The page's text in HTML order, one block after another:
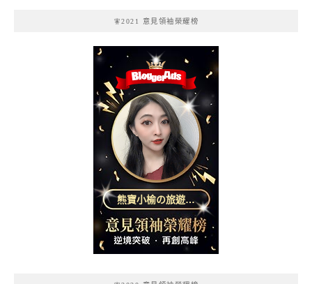
🧚2021 意見領袖榮耀榜
熊寶小榆の旅遊日
記